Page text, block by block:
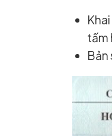
tấm
Bản